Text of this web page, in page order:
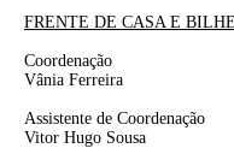
FRENTE DE CASA E
Coordenação
Vânia Ferreira
Assistente de Coordenação
Vitor Hugo Sousa